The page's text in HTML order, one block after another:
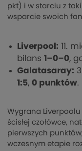
pkt) i w starciu z
wsparcie swoich
Liverpool: 11.
bilans 1–0–0,
Galatasaray:
1:5, 0 punktów.
Wygrana
ścisłej czołówce,
pierwszych
wczesnym etapie